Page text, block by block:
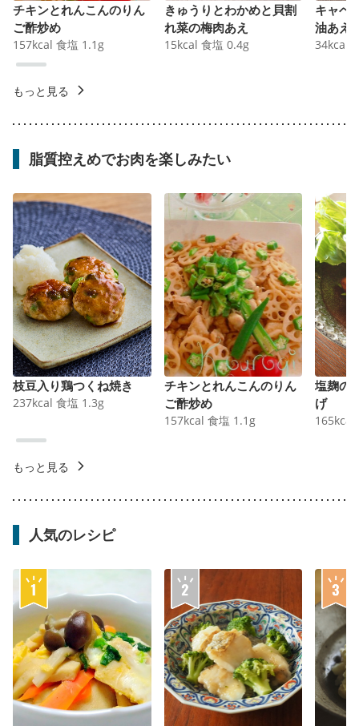
チキンとれんこんのりん
ご酢炒め
157kcal 食塩 1.1 g
きゅうりとわかめと貝割
れ菜の梅肉あえ
15kcal 食塩 0.4g
キャベ
油あえ
34kcal
もっと見る
脂質控えめでお肉を楽しみたい
枝豆入り鶏つくね焼き
237kcal 食塩 1.3g
チキンとれんこんのりん
ご酢炒め
157kcal 食塩 1.1 g
塩麹の
げ
165kcal
もっと見る
人気のレシピ